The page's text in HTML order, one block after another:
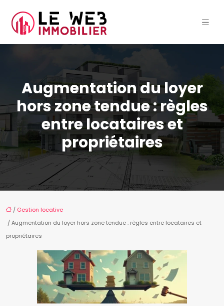
Augmentation du loyer
hors zone tendue : règles
entre locataires et
propriétaires
/ Gestion locative
/ Augmentation du loyer hors zone tendue : règles entre locataires et
propriétaires